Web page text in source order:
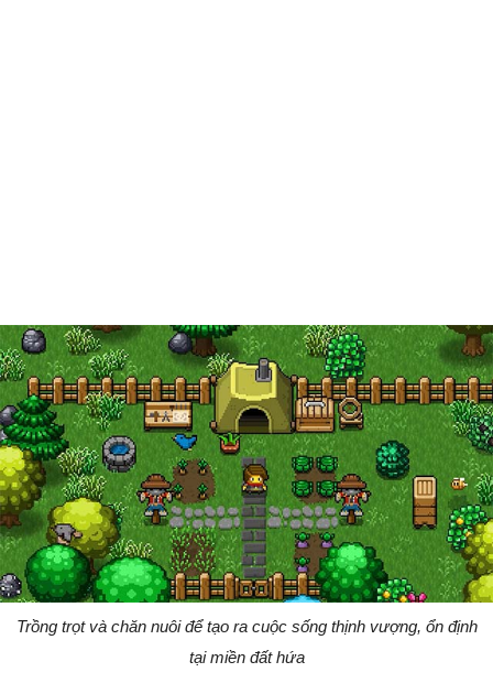
Trồng trọt và chăn nuôi để tạo ra cuộc sống thịnh vượng, ổn định
tại miền đất hứa